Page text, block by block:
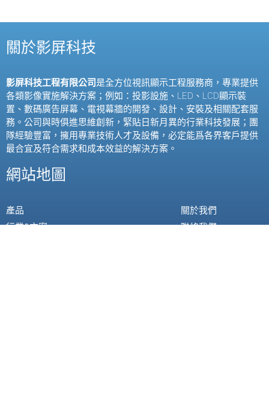
關於影屏科技
影屏科技工程有限公司是全方位視訊顯示工程服務商，專業提供
各類影像實施解決方案；例如：投影設施、 LED 、 LCD顯示裝
置、數碼廣告屏幕、電視幕牆的開發、設計、安裝及相關配套服
務。公司與時俱進思維創新，緊貼日新月異的行業科技發展；團
隊經驗豐富，擁用專業技術人才及設備，必定能爲各界客戶提供
最合宜及符合需求和成本效益的解決方案。
網站地圖
產品
行業&方案
關於我們
聯絡我們